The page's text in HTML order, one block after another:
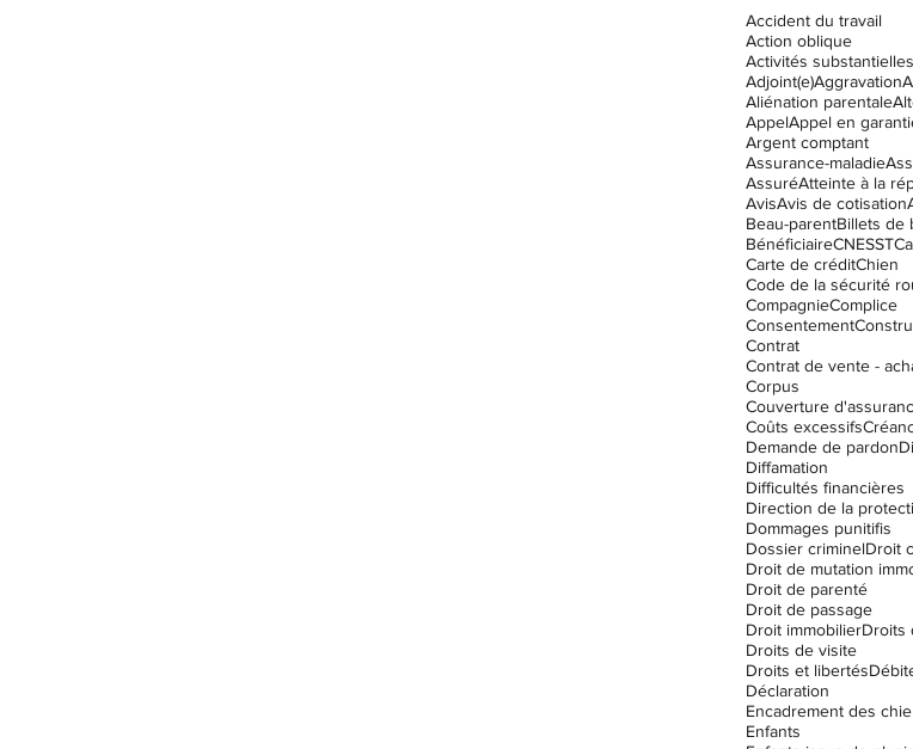
Accident du travail
Action oblique
Activités substantielles
Adjoint(e)Aggravation
Aliénation parentale
AppelAppel en
Argent comptant
Assurance-maladie
AssuréAtteinte à la
AvisAvis de cotisation
Beau-parentBillets de
BénéficiaireCNESST
Carte de créditChien
Code de la sécurité
CompagnieComplice
Consentement
Contrat
Contrat de vente -
Corpus
Couverture
Coûts excessifs
Demande de pardon
Diffamation
Difficultés financières
Dommages punitifis
Dossier criminelDroit
Droit de mutation
Droit de parenté
Droit de passage
Droit immobilierDroits
Droits de visite
Droits et libertés
Déclaration
Encadrement des
Enfants